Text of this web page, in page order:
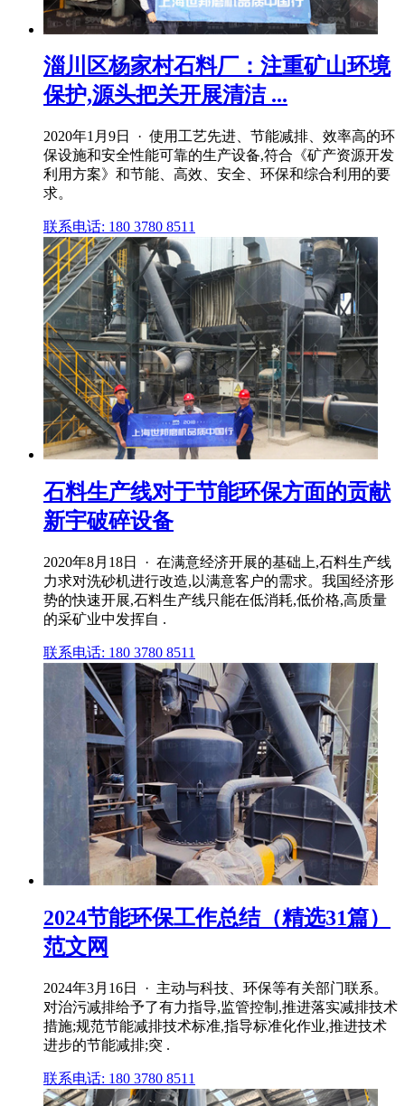
淄川区杨家村石料厂：注重矿山环境
保护,源头把关开展清洁 ...
2020年1月9日 · 使用工艺先进、节能减排、效率高的环
保设施和安全性能可靠的生产设备,符合《矿产资源开发
利用方案》和节能、高效、安全、环保和综合利用的要
求。
联系电话: 180 3780 8511
石料生产线对于节能环保方面的贡献
新宇破碎设备
2020年8月18日 · 在满意经济开展的基础上,石料生产线
力求对洗砂机进行改造,以满意客户的需求。我国经济形
势的快速开展,石料生产线只能在低消耗,低价格,高质量
的采矿业中发挥自 .
联系电话: 180 3780 8511
2024节能环保工作总结（精选31篇）
范文网
2024年3月16日 · 主动与科技、环保等有关部门联系。
对治污减排给予了有力指导,监管控制,推进落实减排技术
措施;规范节能减排技术标准,指导标准化作业,推进技术
进步的节能减排;突 .
联系电话: 180 3780 8511